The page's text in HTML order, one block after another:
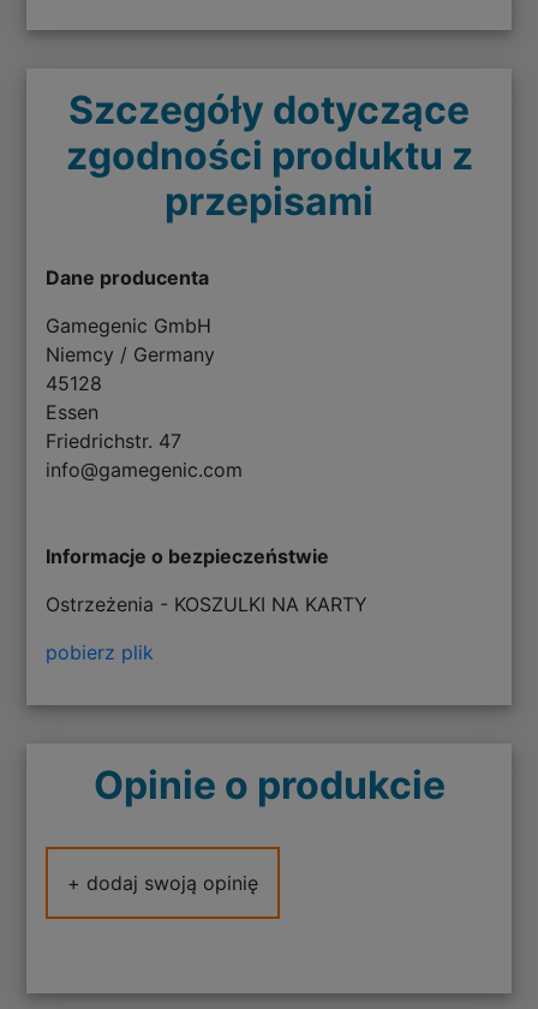
Szczegóły dotyczące
zgodności produktu z
przepisami
Dane producenta
Gamegenic GmbH
Niemcy / Germany
45128
Essen
Friedrichstr. 47
info@gamegenic.com
Informacje o bezpieczeństwie
Ostrzeżenia - KOSZULKI NA KARTY
pobierz plik
Opinie o produkcie
+ dodaj swoją opinię